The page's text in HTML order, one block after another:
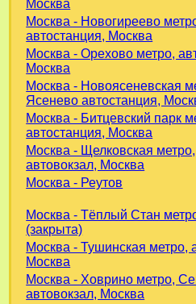
Москва
Москва - Новогиреево
автостанция, Москва
Москва - Орехово метро,
Москва
Москва - Новоясеневская
Ясенево автостанция,
Москва - Битцевский парк
автостанция, Москва
Москва - Щелковская
автовокзал, Москва
Москва - Реутов
Москва - Тёплый Стан
(закрыта)
Москва - Тушинская метро,
Москва
Москва - Ховрино метро,
автовокзал, Москва